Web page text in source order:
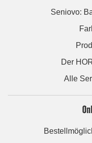
Seniovo:
Der
Alle